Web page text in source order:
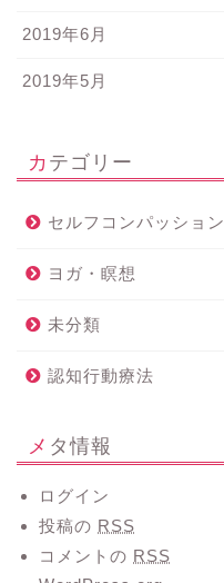
2019年6月
2019年5月
カテゴリー
セルフコンパッション
ヨガ・瞑想
未分類
認知行動療法
メタ情報
ログイン
投稿の RSS
コメントの RSS